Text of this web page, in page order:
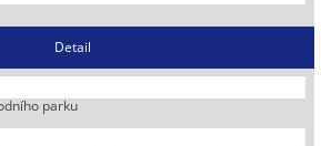
Detail
parku